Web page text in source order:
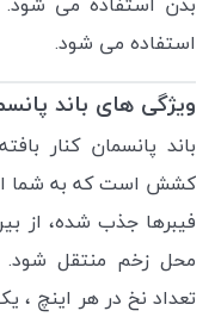
استفاده می شود.
ویژگی های باند
باند پانسمان کنار
کشش است که به شما
فیبرها جذب شده، از
محل زخم منتقل شود.
تعداد نخ در هر اینچ